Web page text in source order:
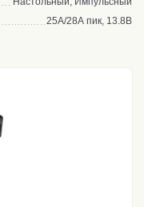
25А/28А пик, 13.8В